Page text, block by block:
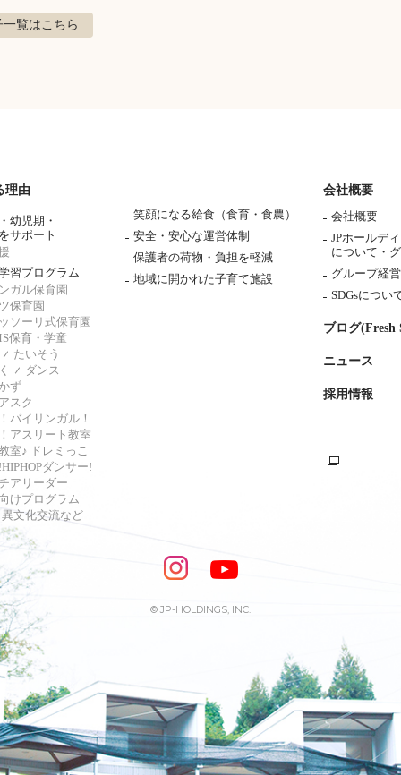
一覧はこちら
理由
幼児期・
サポート
習プログラム
ガル保育園
保育園
ソーリ式保育園
保育・学童
たいそう
ダンス
ず
スク
バイリンガル！
アスリート教室
室♪ ドレミっこ
ダンサー!
アリーダー
けプログラム
異文化交流など
笑顔になる給食（食育・食農）
安全・安心な運営体制
保護者の荷物・負担を軽減
地域に開かれた子育て施設
会社概要
会社概要
JPホールデ
について・
グループ経
SDGsについ
ブログ(Fresh
ニュース
採用情報
© JP-HOLDINGS, INC.